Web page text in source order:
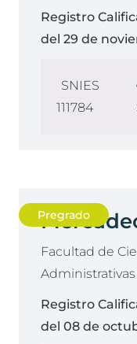
Registro
del 29 de
SNIES
111784
Facultad de
Administrativas
Registro
del 08 de
Pregrado